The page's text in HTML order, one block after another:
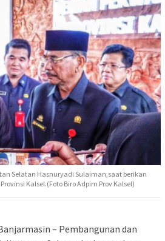
Selatan Hasnuryadi Sulaiman,saat berikan
Kalsel.(Foto Biro Adpim Prov Kalsel)
– Pembangunan dan